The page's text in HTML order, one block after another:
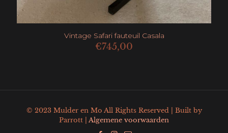
Vintage Safari fauteuil Casala
€745,00
© 2023 Mulder en Mo All Rights Reserved | Built by
Parrott | Algemene voorwaarden